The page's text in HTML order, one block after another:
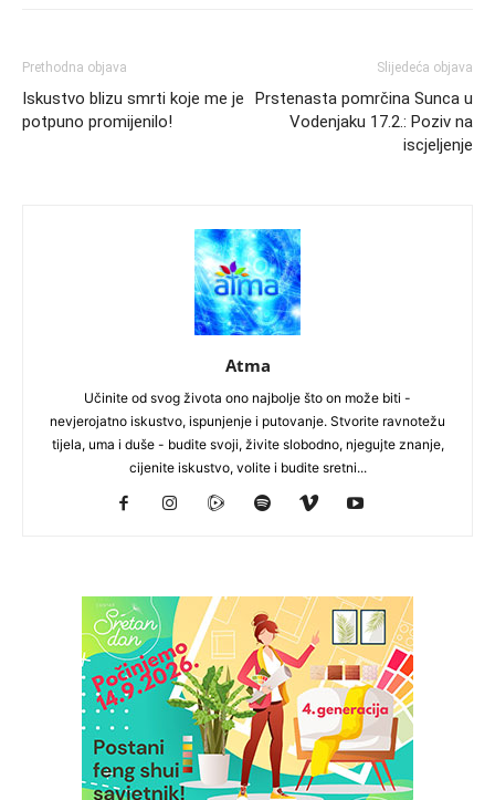
Prethodna objava
Iskustvo blizu smrti koje me je
potpuno promijenilo!
Slijedeća objava
Prstenasta pomrčina Sunca u
Vodenjaku 17.2.: Poziv na
iscjeljenje
Atma
Učinite od svog života ono najbolje što on može biti -
nevjerojatno iskustvo, ispunjenje i putovanje. Stvorite ravnotežu
tijela, uma i duše - budite svoji, živite slobodno, njegujte znanje,
cijenite iskustvo, volite i budite sretni...